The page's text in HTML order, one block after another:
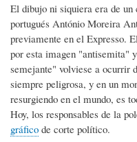
El dibujo ni siquiera era de
portugués António Moreira
previamente en el Expresso.
por esta imagen "antisemita"
semejante" volviese a ocurrir
siempre peligrosa, y en un
resurgiendo en el mundo, es
Hoy, los responsables de la
gráfico de corte político.